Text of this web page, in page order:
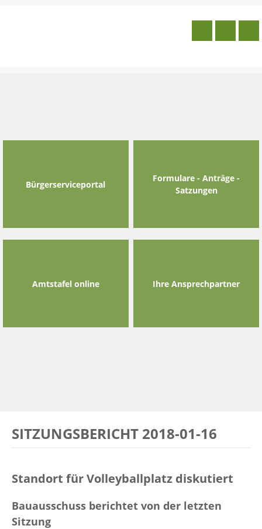
Bürgerserviceportal
Formulare - Anträge -
Satzungen
Amtstafel online Ihre Ansprechpartner
SITZUNGSBERICHT 2018-01-16
Standort für Volleyballplatz diskutiert
Bauausschuss berichtet von der letzten
Sitzung